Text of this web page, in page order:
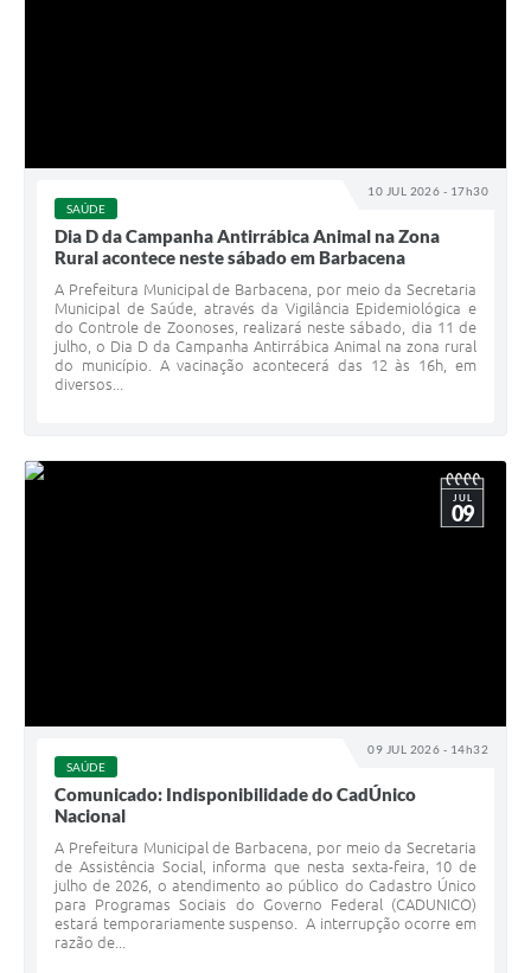
10 JUL 2026 - 17h30
SAÚDE
Dia D da Campanha Antirrábica Animal na Zona
Rural acontece neste sábado em Barbacena
A Prefeitura Municipal de Barbacena, por meio da Secretaria
Municipal de Saúde, através da Vigilância Epidemiológica e
do Controle de Zoonoses, realizará neste sábado, dia 11 de
julho, o Dia D da Campanha Antirrábica Animal na zona rural
do município. A vacinação acontecerá das 12 às 16h, em
diversos...
09 JUL 2026 - 14h32
JUL
09
SAÚDE
Comunicado: Indisponibilidade do CadÚnico
Nacional
A Prefeitura Municipal de Barbacena, por meio da Secretaria
de Assistência Social, informa que nesta sexta-feira, 10 de
julho de 2026, o atendimento ao público do Cadastro Único
para Programas Sociais do Governo Federal (CADUNICO)
estará temporariamente suspenso. A interrupção ocorre em
razão de...